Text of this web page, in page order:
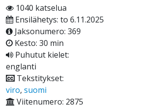
1040 katselua
Ensilähetys: to 6.11.2025
Jaksonumero: 369
Kesto: 30 min
Puhutut kielet:
englanti
Tekstitykset:
viro, suomi
Viitenumero: 2875